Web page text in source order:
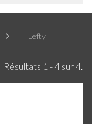
Lefty
Résultats 1 - 4 sur 4.